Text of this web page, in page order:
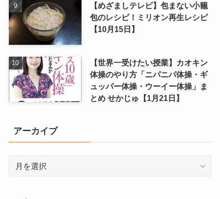
【めざましテレビ】包まない小籠
包のレシピ！ミリオン再生レシピ
【10月15日】
【世界一受けたい授業】カオキン
体操のやり方「ニパニパ体操・ギ
ュッパー体操・ウーイー体操」ま
とめ せかじゅ【1月21日】
アーカイブ